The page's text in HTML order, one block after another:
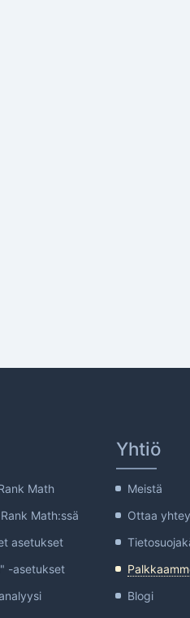
Math
Math:ssä
asetukset
-asetukset
Yhtiö
Meistä
Ottaa
Blogi